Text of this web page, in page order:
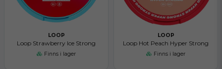
LOOP
Loop Strawberry Ice Strong
Finns i lager
LOOP
Loop Hot Peach Hyper Strong
Finns i lager